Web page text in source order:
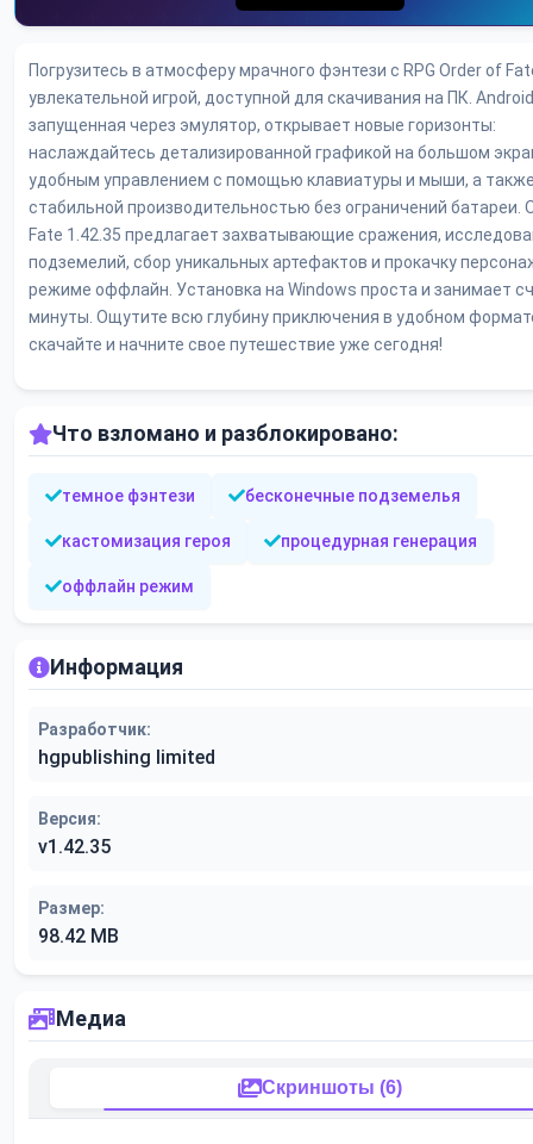
Погрузитесь в атмосферу мрачного фэнтези с RPG Order of
увлекательной игрой, доступной для скачивания на ПК.
запущенная через эмулятор, открывает новые горизонты:
наслаждайтесь детализированной графикой на большом
удобным управлением с помощью клавиатуры и мыши, а
стабильной производительностью без ограничений батареи.
Fate 1.42.35 предлагает захватывающие сражения,
подземелий, сбор уникальных артефактов и прокачку
режиме оффлайн. Установка на Windows проста и занимает
минуты. Ощутите всю глубину приключения в удобном
скачайте и начните свое путешествие уже сегодня!
Что взломано и разблокировано:
темное фэнтези бесконечные подземелья
кастомизация героя процедурная генерация
оффлайн режим
Информация
Разработчик:
hgpublishing limited
Версия:
v1.42.35
Размер:
98.42 MB
Медиа
Скриншоты (6)